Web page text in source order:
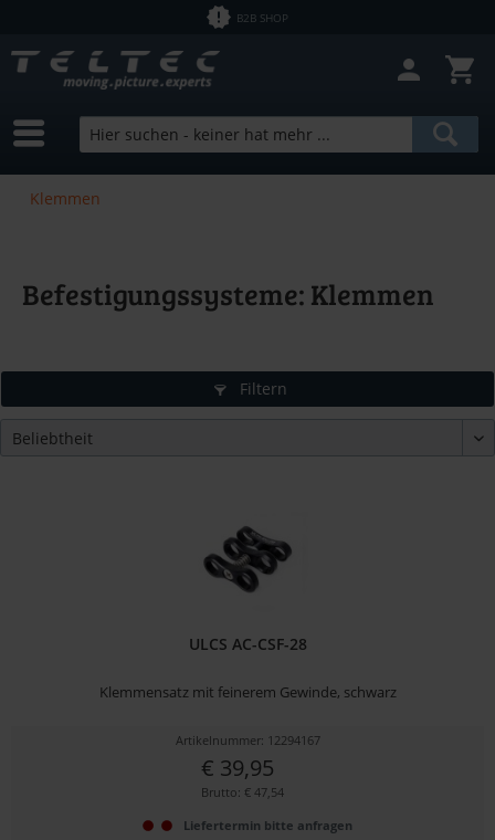
B2B SHOP
Klemmen
Befestigungssysteme: Klemmen
Filtern
ULCS AC-CSF-28
Klemmensatz mit feinerem Gewinde, schwarz
Artikelnummer: 12294167
€ 39,95
Brutto: € 47,54
Liefertermin bitte anfragen